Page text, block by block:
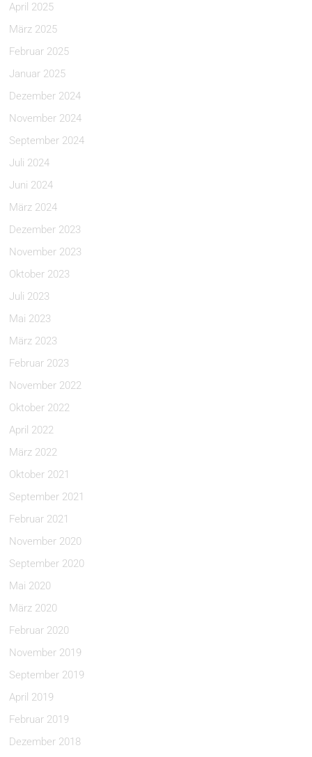
April 2025
März 2025
Februar 2025
Januar 2025
Dezember 2024
November 2024
September 2024
Juli 2024
Juni 2024
März 2024
Dezember 2023
November 2023
Oktober 2023
Juli 2023
Mai 2023
März 2023
Februar 2023
November 2022
Oktober 2022
April 2022
März 2022
Oktober 2021
September 2021
Februar 2021
November 2020
September 2020
Mai 2020
März 2020
Februar 2020
November 2019
September 2019
April 2019
Februar 2019
Dezember 2018